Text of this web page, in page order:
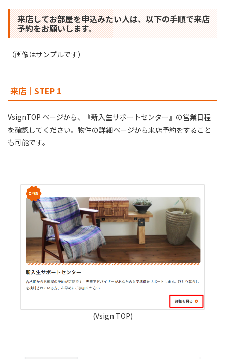
来店してお部屋を申込みたい⼈は、以下の⼿順で来店
予約をお願いします。
（画像はサンプルです）
来店｜STEP 1
VsignTOP ページから、『新入生サポートセンター』の営業⽇程
を確認してください。物件の詳細ページから来店予約をすること
も可能です。
(Vsign TOP)